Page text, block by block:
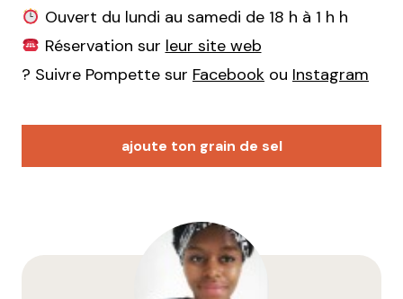
Ouvert du lundi au samedi de 18 h à 1 h h
Réservation sur leur site web
? Suivre Pompette sur Facebook ou Instagram
ajoute ton grain de sel
Votre adresse e-mail ne sera pas publiée.
champs obligatoires sont indiqués avec